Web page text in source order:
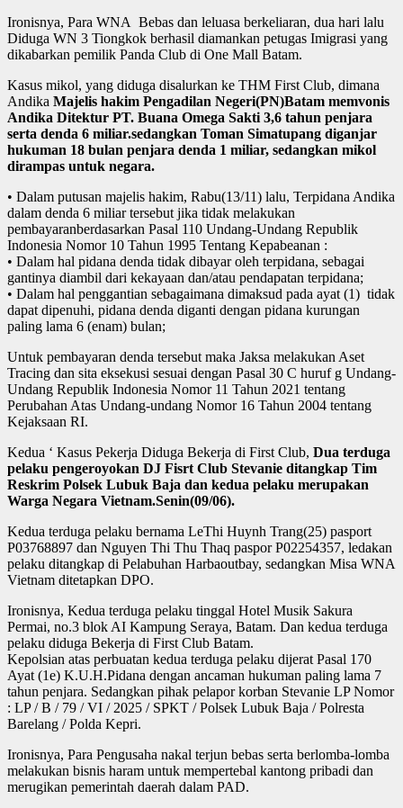
Ironisnya, Para WNA Bebas dan leluasa berkeliaran, dua hari lalu
Diduga WN 3 Tiongkok berhasil diamankan petugas Imigrasi yang
dikabarkan pemilik Panda Club di One Mall Batam.
Kasus mikol, yang diduga disalurkan ke THM First Club, dimana
Andika Majelis hakim Pengadilan Negeri(PN)Batam memvonis
Andika Ditektur PT. Buana Omega Sakti 3,6 tahun penjara
serta denda 6 miliar.sedangkan Toman Simatupang diganjar
hukuman 18 bulan penjara denda 1 miliar, sedangkan mikol
dirampas untuk negara.
• Dalam putusan majelis hakim, Rabu(13/11) lalu, Terpidana Andika
dalam denda 6 miliar tersebut jika tidak melakukan
pembayaranberdasarkan Pasal 110 Undang-Undang Republik
Indonesia Nomor 10 Tahun 1995 Tentang Kepabeanan :
• Dalam hal pidana denda tidak dibayar oleh terpidana, sebagai
gantinya diambil dari kekayaan dan/atau pendapatan terpidana;
• Dalam hal penggantian sebagaimana dimaksud pada ayat (1) tidak
dapat dipenuhi, pidana denda diganti dengan pidana kurungan
paling lama 6 (enam) bulan;
Untuk pembayaran denda tersebut maka Jaksa melakukan Aset
Tracing dan sita eksekusi sesuai dengan Pasal 30 C huruf g Undang-
Undang Republik Indonesia Nomor 11 Tahun 2021 tentang
Perubahan Atas Undang-undang Nomor 16 Tahun 2004 tentang
Kejaksaan RI.
Kedua ‘ Kasus Pekerja Diduga Bekerja di First Club, Dua terduga
pelaku pengeroyokan DJ Fisrt Club Stevanie ditangkap Tim
Reskrim Polsek Lubuk Baja dan kedua pelaku merupakan
Warga Negara Vietnam.Senin(09/06).
Kedua terduga pelaku bernama LeThi Huynh Trang(25) pasport
P03768897 dan Nguyen Thi Thu Thaq paspor P02254357, ledakan
pelaku ditangkap di Pelabuhan Harbaoutbay, sedangkan Misa WNA
Vietnam ditetapkan DPO.
Ironisnya, Kedua terduga pelaku tinggal Hotel Musik Sakura
Permai, no.3 blok AI Kampung Seraya, Batam. Dan kedua terduga
pelaku diduga Bekerja di First Club Batam.
Kepolsian atas perbuatan kedua terduga pelaku dijerat Pasal 170
Ayat (1e) K.U.H.Pidana dengan ancaman hukuman paling lama 7
tahun penjara. Sedangkan pihak pelapor korban Stevanie LP Nomor
: LP / B / 79 / VI / 2025 / SPKT / Polsek Lubuk Baja / Polresta
Barelang / Polda Kepri.
Ironisnya, Para Pengusaha nakal terjun bebas serta berlomba-lomba
melakukan bisnis haram untuk mempertebal kantong pribadi dan
merugikan pemerintah daerah dalam PAD.